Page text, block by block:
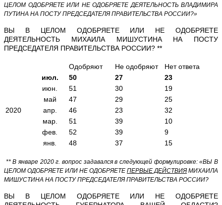
ЦЕЛОМ ОДОБРЯЕТЕ ИЛИ НЕ ОДОБРЯЕТЕ ДЕЯТЕЛЬНОСТЬ ВЛАДИМИРА
ПУТИНА НА ПОСТУ ПРЕДСЕДАТЕЛЯ ПРАВИТЕЛЬСТВА РОССИИ?»
ВЫ В ЦЕЛОМ ОДОБРЯЕТЕ ИЛИ НЕ ОДОБРЯЕТЕ
ДЕЯТЕЛЬНОСТЬ МИХАИЛА МИШУСТИНА НА ПОСТУ
ПРЕДСЕДАТЕЛЯ ПРАВИТЕЛЬСТВА РОССИИ? **
Одобряют Не одобряют Нет ответа
2020
июл. 50 27
23
июн.
51 30
19
май
47 29
25
апр.
46 23
32
мар.
51 39
10
фев.
52 39
9
янв.
48 37 15
** В январе 2020 г. вопрос задавался в следующей формулировке: «ВЫ В
ЦЕЛОМ ОДОБРЯЕТЕ ИЛИ НЕ ОДОБРЯЕТЕ ПЕРВЫЕ ДЕЙСТВИЯМИХАИЛА
МИШУСТИНА НА ПОСТУ ПРЕДСЕДАТЕЛЯ ПРАВИТЕЛЬСТВА РОССИИ?
ВЫ В ЦЕЛОМ ОДОБРЯЕТЕ ИЛИ НЕ ОДОБРЯЕТЕ